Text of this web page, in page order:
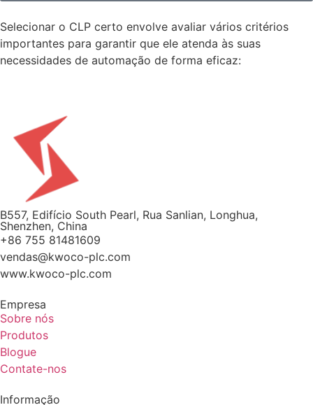
Selecionar o CLP certo envolve avaliar vários critérios
importantes para garantir que ele atenda às suas
necessidades de automação de forma eficaz:
B557, Edifício South Pearl, Rua Sanlian, Longhua,
Shenzhen, China
+86 755 81481609
vendas@kwoco-plc.com
www.kwoco-plc.com
Empresa
Sobre nós
Produtos
Blogue
Contate-nos
Informação